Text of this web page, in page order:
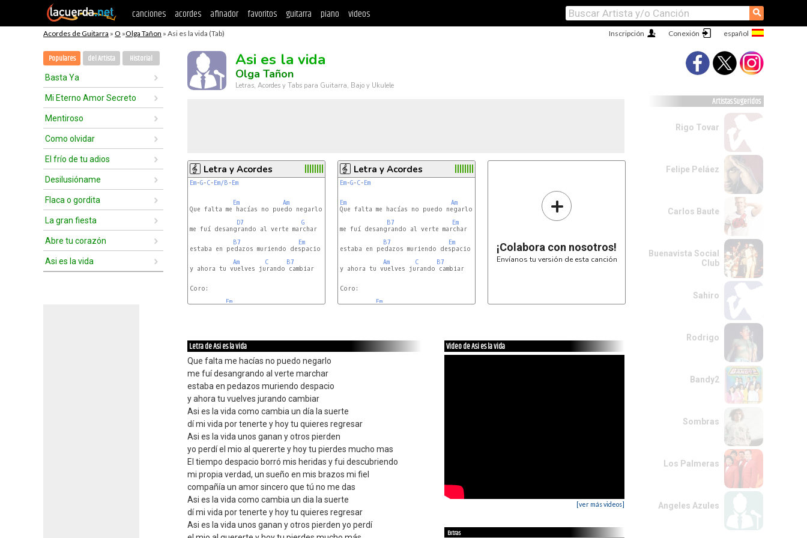
canciones acordes afinador favoritos guitarra piano videos ⚲
Acordes de Guitarra » O »Olga Tañon » Asi es la vida (Tab) Conexión
Inscripción
Populares del Artista Historial
Basta Ya
Mi Eterno Amor Secreto
Mentiroso
Como olvidar
El frío de tu adios
Desilusióname
Flaca o gordita
La gran fiesta
Abre tu corazón
Asi es la vida
Asi es la vida
Olga Tañon
Letras, Acordes y Tabs para Guitarra, Bajo y Ukulele
Letra y Acordes
Em-G-C-Em/B-Em
Em
Am
Que falta me hacías no puedo negarlo
D7
G
me fuí desangrando al verte marchar
B7
Em
estaba en pedazos muriendo despacio
Am
C
B7
y ahora tu vuelves jurando cambiar
Coro:
Em
Letra y Acordes
Em-G-C-Em
Em
Am
Que falta me hacías no puedo negarlo
B7
Em
me fuí desangrando al verte marchar
B7
Em
estaba en pedazos muriendo despacio
Am
C
B7
y ahora tu vuelves jurando cambiar
Coro:
Em
+
¡Colabora con nosotros!
Envíanos tu versión de esta canción
Letra de Asi es la vida
Que falta me hacías no puedo negarlo
me fuí desangrando al verte marchar
estaba en pedazos muriendo despacio
y ahora tu vuelves jurando cambiar
Asi es la vida como cambia un día la suerte
dí mi vida por tenerte y hoy tu quieres regresar
Asi es la vida unos ganan y otros pierden
yo perdí el mio al quererte y hoy tu pierdes mucho mas
El tiempo despacio borró mis heridas y fui descubriendo
mi propia verdad, un sueño en mis brazos mi fiel
compañía un amor sincero que tú no me das
Asi es la vida como cambia un dia la suerte
dí mi vida por tenerte y hoy tu quieres regresar
Asi es la vida unos ganan y otros pierden yo perdí
Video de Asi es la vida
[ver más videos]
Extras
Artistas Sugeridos
Rigo Tovar
Felipe Peláez
Carlos Baute
Buenavista Social
Club
Sahiro
Rodrigo
Bandy2
Sombras
Los Palmeras
Angeles Azules